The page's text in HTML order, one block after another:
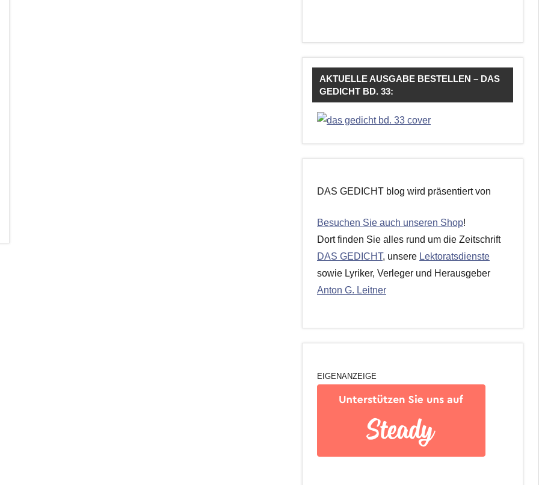
AKTUELLE AUSGABE BESTELLEN – DAS
GEDICHT BD. 33:
DAS GEDICHT blog wird präsentiert von
Besuchen Sie auch unseren Shop!
Dort finden Sie alles rund um die Zeitschrift
DAS GEDICHT, unsere Lektoratsdienste
sowie Lyriker, Verleger und Herausgeber
Anton G. Leitner
EIGENANZEIGE